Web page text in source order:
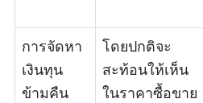
การจัดหา
เงินทุน
ข้ามคืน
โดยปกติจะ
สะท้อนให้เห็น
ในราคาซื้อขาย